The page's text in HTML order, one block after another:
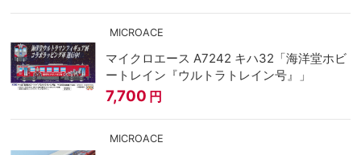
MICROACE
マイクロエース A7242 キハ32「海洋堂ホビ
ートレイン『ウルトラトレイン号』」
7,700 円
MICROACE